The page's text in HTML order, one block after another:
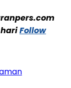
Follow